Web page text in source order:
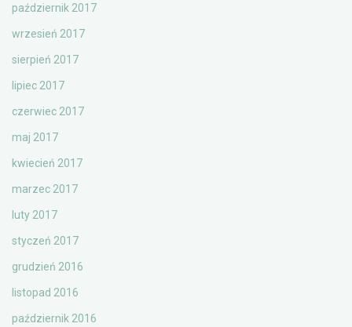
październik 2017
wrzesień 2017
sierpień 2017
lipiec 2017
czerwiec 2017
maj 2017
kwiecień 2017
marzec 2017
luty 2017
styczeń 2017
grudzień 2016
listopad 2016
październik 2016